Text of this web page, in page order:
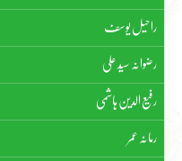
راحیل یوسف
رضوانہ سیّد علی
رفیع الدین ہاشمی
رمانہ عمر